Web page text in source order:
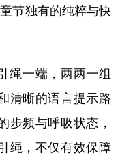
节独有的纯粹与快
绳一端，两两一组
清晰的语言提示路
步频与呼吸状态，
绳，不仅有效保障